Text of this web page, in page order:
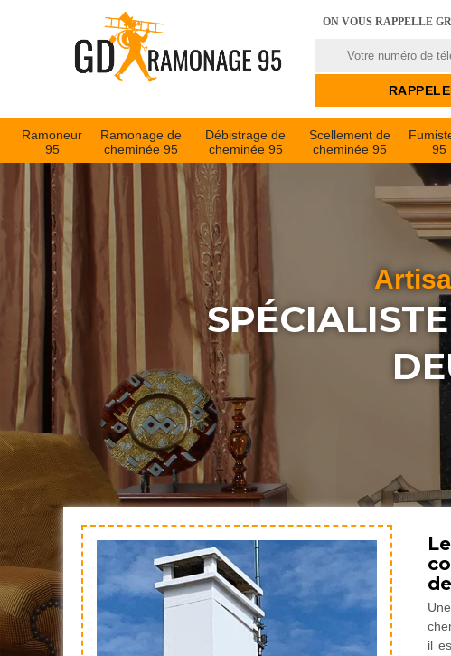
ON VOUS RAPPELLE
Ramoneur
95
Ramonage de
cheminée 95
Débistrage de
cheminée 95
Scellement de
cheminée 95
95
il